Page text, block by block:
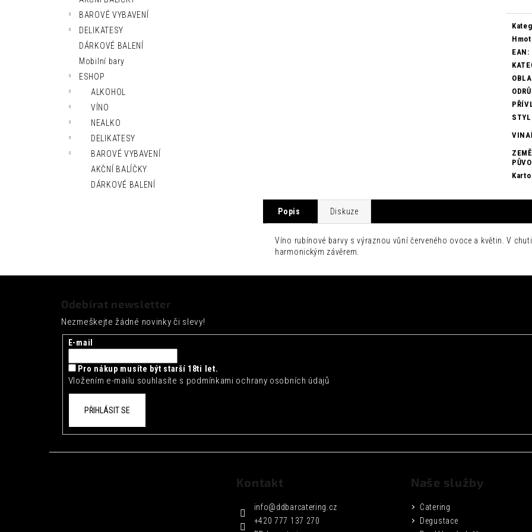
BAROVÉ VYBAVENÍ
DELIKATESY
DÁRKOVÉ BALENÍ
Mobilní bary
ESHOP
ALKOHOL
VÍNO
NEALKO
DELIKATESY
BAROVÉ VYBAVENÍ
AKČNÍ BALÍČKY
DÁRKOVÉ BALENÍ
EAN :
ZEMĚ
Popis Diskuze
Víno rubínové barvy s výraznou vůní červeného ovoce a květin. V
harmonickým závěrem.
Odebírat newsletter
Nezmeškejte žádné novinky či slevy!
E-mail
Pro nákup musíte být starší 18ti let.
Vložením e-mailu souhlasíte s podmínkami ochrany osobních údajů
PŘIHLÁSIT SE
Kontakt
info@ddbarcatering.cz
+420 777 137 270
Naše služby
Catering
Degustace